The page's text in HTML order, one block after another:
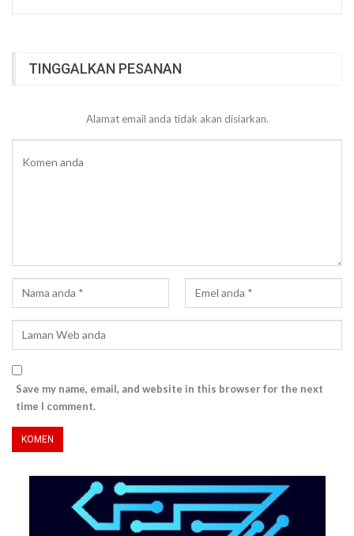
TINGGALKAN PESANAN
Alamat email anda tidak akan disiarkan.
Save my name, email, and website in this browser for the next
time I comment.